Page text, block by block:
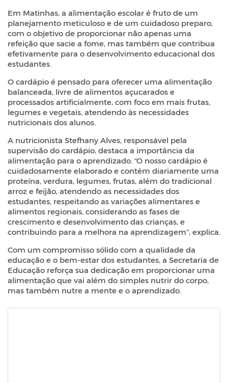
Em Matinhas, a alimentação escolar é fruto de um
planejamento meticuloso e de um cuidadoso preparo,
com o objetivo de proporcionar não apenas uma
refeição que sacie a fome, mas também que contribua
efetivamente para o desenvolvimento educacional dos
estudantes.
O cardápio é pensado para oferecer uma alimentação
balanceada, livre de alimentos açucarados e
processados artificialmente, com foco em mais frutas,
legumes e vegetais, atendendo às necessidades
nutricionais dos alunos.
A nutricionista Stefhany Alves, responsável pela
supervisão do cardápio, destaca a importância da
alimentação para o aprendizado. “O nosso cardápio é
cuidadosamente elaborado e contém diariamente uma
proteína, verdura, legumes, frutas, além do tradicional
arroz e feijão, atendendo as necessidades dos
estudantes, respeitando as variações alimentares e
alimentos regionais, considerando as fases de
crescimento e desenvolvimento das crianças, e
contribuindo para a melhora na aprendizagem”, explica.
Com um compromisso sólido com a qualidade da
educação e o bem-estar dos estudantes, a Secretaria de
Educação reforça sua dedicação em proporcionar uma
alimentação que vai além do simples nutrir do corpo,
mas também nutre a mente e o aprendizado.